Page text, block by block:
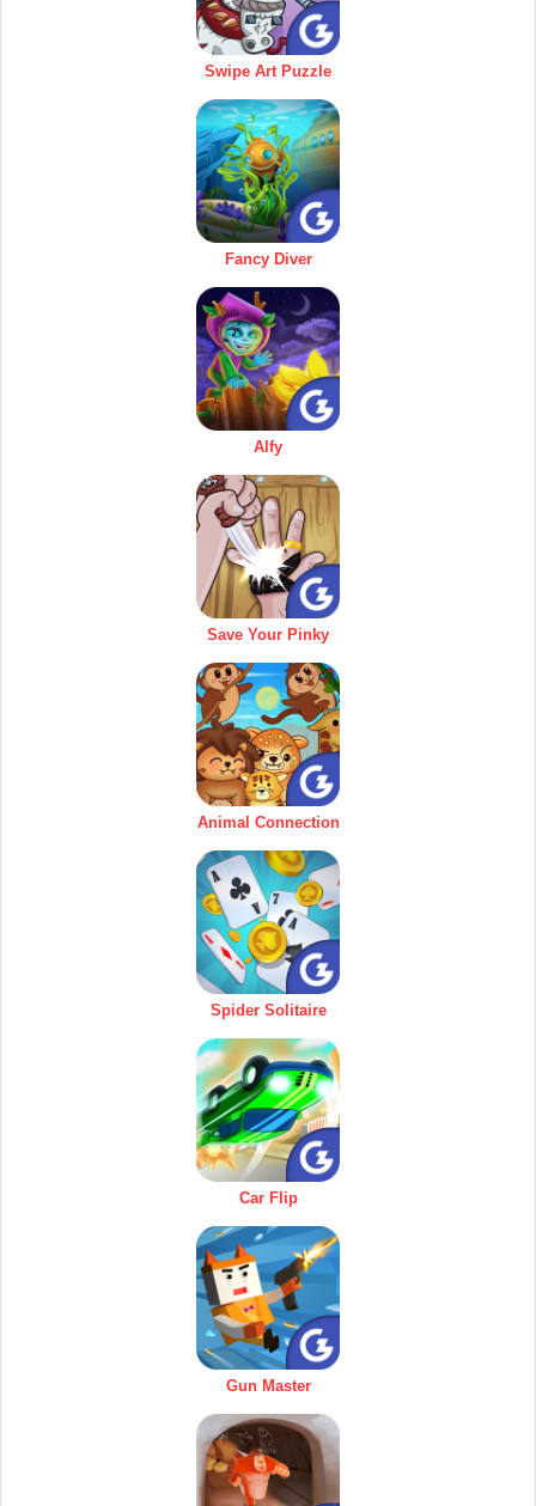
Swipe Art Puzzle
Fancy Diver
Alfy
Save Your Pinky
Animal Connection
Spider Solitaire
Car Flip
Gun Master